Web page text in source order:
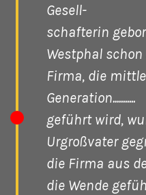
Gesell-
schafterin
Westphal schon
Firma, die
Generation...........
geführt wird,
Urgroßvater
die Firma aus
die Wende